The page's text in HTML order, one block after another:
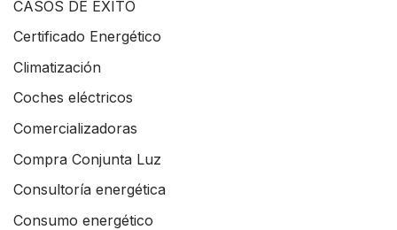
CASOS DE ÉXITO
Certificado Energético
Climatización
Coches eléctricos
Comercializadoras
Compra Conjunta Luz
Consultoría energética
Consumo energético